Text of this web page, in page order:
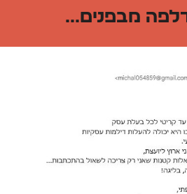
מבפנים...